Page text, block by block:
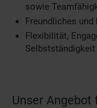
sowie
Freundliches
Flexibilität,
Selbstständigkeit
Unser Angebot